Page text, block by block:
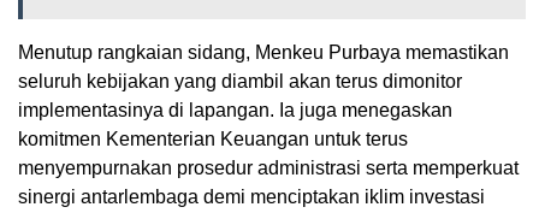
Menutup rangkaian sidang, Menkeu Purbaya memastikan
seluruh kebijakan yang diambil akan terus dimonitor
implementasinya di lapangan. Ia juga menegaskan
komitmen Kementerian Keuangan untuk terus
menyempurnakan prosedur administrasi serta memperkuat
sinergi antarlembaga demi menciptakan iklim investasi